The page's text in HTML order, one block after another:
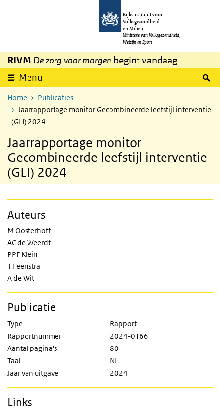
Overslaan en naar de inhoud gaan
Rijksinstituut voor
Volksgezondheid
en Milieu
Ministerie van Volksgezondheid,
Welzijn en Sport
RIVM De zorg voor morgen begint vandaag
Menu
Home
Publicaties
Jaarrapportage monitor Gecombineerde leefstijl interventie
(GLI) 2024
Jaarrapportage monitor
Gecombineerde leefstijl interventie
(GLI) 2024
Auteurs
M Oosterhoff
AC de Weerdt
PPF Klein
T Feenstra
A de Wit
Publicatie
Type
Rapport
Rapportnummer
2024-0166
Aantal pagina's
80
Taal
NL
Jaar van uitgave
2024
Links